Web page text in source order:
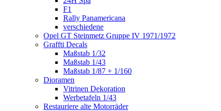
F1
Rally Panamericana
verschiedene
Opel GT Steinmetz Gruppe IV 1971/1972
Graffti Decals
Maßstab 1/32
Maßstab 1/43
Maßstab 1/87 + 1/160
Dioramen
Vitrinen Dekoration
Werbetafeln 1/43
Restauriere alte Motorräder